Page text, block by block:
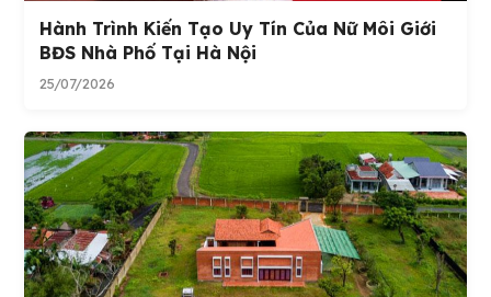
Hành Trình Kiến Tạo Uy Tín Của Nữ Môi Giới
BĐS Nhà Phố Tại Hà Nội
25/07/2026